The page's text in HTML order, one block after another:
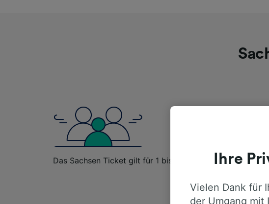
Das Sachsen Ticket gilt für 1 bis 5 Personen.
Das
Ihre
Vielen Dank für
der Umgang mit